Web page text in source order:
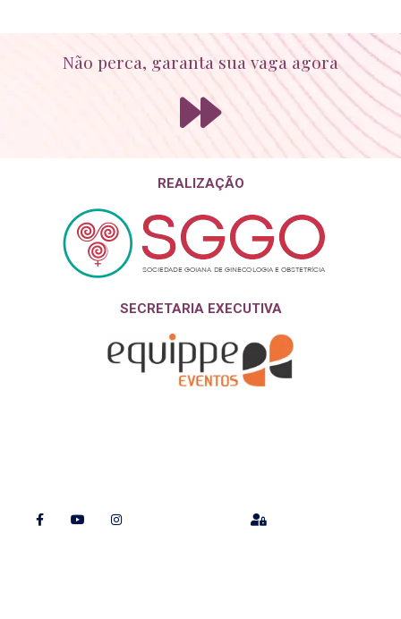
Não perca, garanta sua vaga agora
REALIZAÇÃO
SECRETARIA EXECUTIVA